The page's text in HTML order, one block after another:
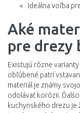
Ideálna voľba
Aké
pre drezy
Existujú rôzne
obľúbené patrí
materiál je známy
odolávať korózii.
kuchynského drezu je